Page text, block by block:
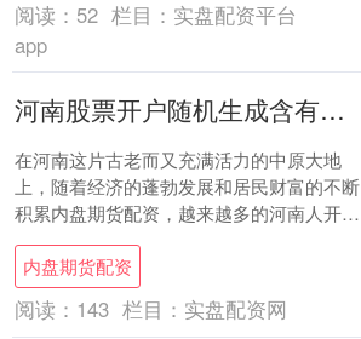
阅读： 52 栏目： 实盘配资平台
app
河南股票开户随机生成含有中立性、权威性、客观性、合规性和信息实用性适合网站发布不超30字的标题
在河南这片古老而又充满活力的中原大地
上，随着经济的蓬勃发展和居民财富的不断
积累内盘期货配资，越来越多的河南人开始
将目光投向资本市场，希望通过股票投资实
现财富的保....
内盘期货配资
阅读： 143 栏目： 实盘配资网